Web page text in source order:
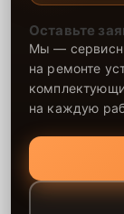
Оставьте
Мы —
на ремонте
на каждую